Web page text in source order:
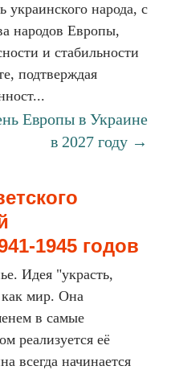
украинского народа, с
народов Европы,
и стабильности
подтверждая
Европы в Украине
в 2027 году →
1945 годов
Идея "украсть,
как мир. Она
в самые
реализуется её
всегда начинается